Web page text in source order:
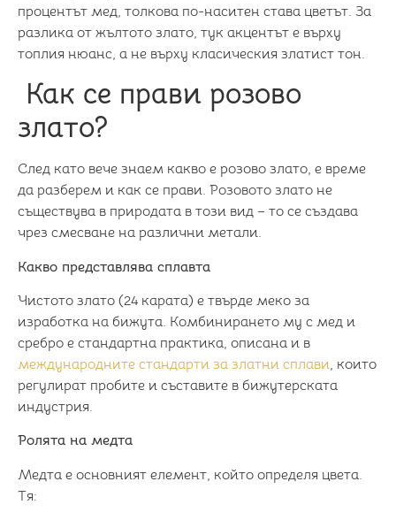
процентът мед, толкова по-наситен става цветът. За
разлика от жълтото злато, тук акцентът е върху
топлия нюанс, а не върху класическия златист тон.
Как се прави розово
злато?
След като вече знаем какво е розово злато, е време
да разберем и как се прави. Розовото злато не
съществува в природата в този вид – то се създава
чрез смесване на различни метали.
Какво представлява сплавта
Чистото злато (24 карата) е твърде меко за
изработка на бижута. Комбинирането му с мед и
сребро е стандартна практика, описана и в
международните стандарти за златни сплави, които
регулират пробите и съставите в бижутерската
индустрия.
Ролята на медта
Медта е основният елемент, който определя цвета.
Тя: